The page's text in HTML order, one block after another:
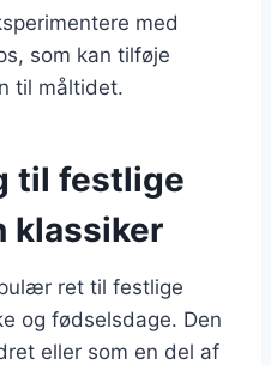
med
som kan tilføje
til måltidet.
til festlige
klassiker
ret til festlige
og fødselsdage. Den
eller som en del af